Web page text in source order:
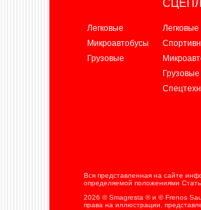
Легковые
Микроавтобусы
Грузовые
Легковые
Грузовые
Вся представленная на сайте
определяемой положениями
2026 © Smagresta ® и © Frenos
права на иллюстрации,